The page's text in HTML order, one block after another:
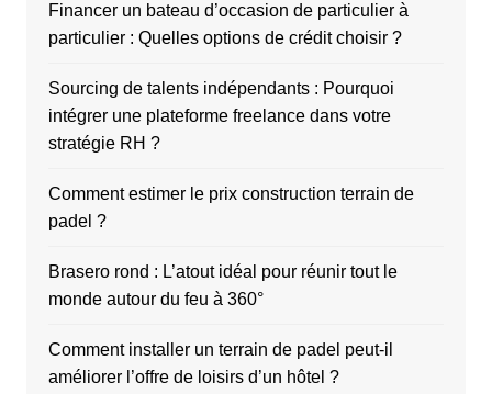
Financer un bateau d’occasion de particulier à
particulier : Quelles options de crédit choisir ?
Sourcing de talents indépendants : Pourquoi
intégrer une plateforme freelance dans votre
stratégie RH ?
Comment estimer le prix construction terrain de
padel ?
Brasero rond : L’atout idéal pour réunir tout le
monde autour du feu à 360°
Comment installer un terrain de padel peut-il
améliorer l’offre de loisirs d’un hôtel ?